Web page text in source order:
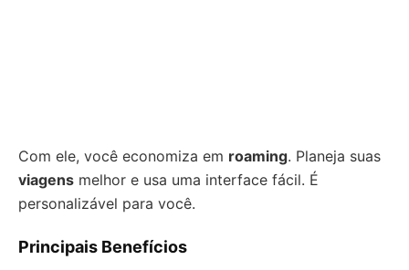
Com ele, você economiza em roaming. Planeja suas
viagens melhor e usa uma interface fácil. É
personalizável para você.
Principais Benefícios